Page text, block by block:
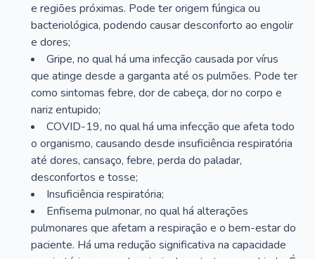
e regiões próximas. Pode ter origem fúngica ou
bacteriológica, podendo causar desconforto ao engolir
e dores;
Gripe, no qual há uma infecção causada por vírus
que atinge desde a garganta até os pulmões. Pode ter
como sintomas febre, dor de cabeça, dor no corpo e
nariz entupido;
COVID-19, no qual há uma infecção que afeta todo
o organismo, causando desde insuficiência respiratória
até dores, cansaço, febre, perda do paladar,
desconfortos e tosse;
Insuficiência respiratória;
Enfisema pulmonar, no qual há alterações
pulmonares que afetam a respiração e o bem-estar do
paciente. Há uma redução significativa na capacidade